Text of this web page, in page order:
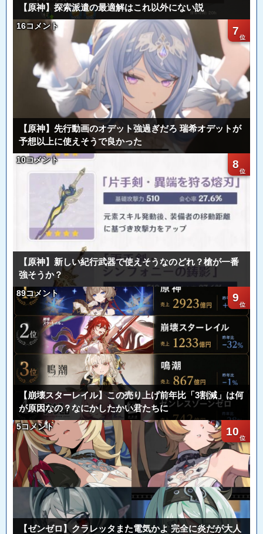
【原神】探索派遣の最適解はこれ以外にない説
7
16コメント
【原神】先行動画のオデット強過ぎだろ 瑞希オデットが
予想以上に使えそうで良かった
8
10コメント
【原神】新しい紀行武器で使えそうなのどれ？槍が一番
強そうか？
9
89コメント
【崩壊スターレイル】この売り上げ前年比「3割減」は何
が原因なの？なにかしたかい君たちに
10
5コメント
【ゼンゼロ】クラレッタまた電気かよ 完全に炎だが大人